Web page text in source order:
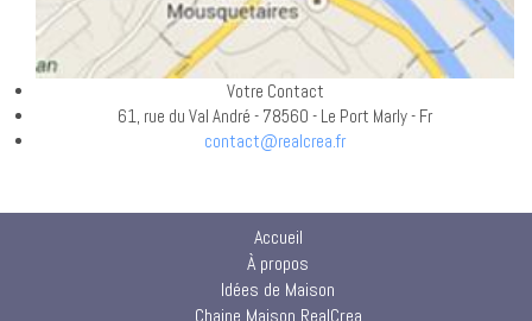
Votre Contact
61, rue du Val André - 78560 - Le Port Marly - Fr
contact@realcrea.fr
Accueil
À propos
Idées de Maison
Chaine Maison RealCrea